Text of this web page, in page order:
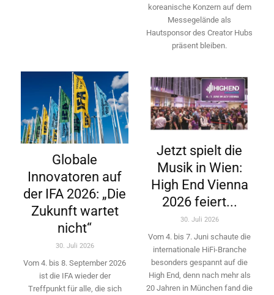
koreanische Konzern auf dem
Messegelände als
Hautsponsor des Creator Hubs
präsent bleiben.
Globale
Innovatoren auf
der IFA 2026: „Die
Zukunft wartet
nicht“
30. Juli 2026
Vom 4. bis 8. September 2026
ist die IFA wieder der
Treffpunkt für alle, die sich
Jetzt spielt die
Musik in Wien:
High End Vienna
2026 feiert...
30. Juli 2026
Vom 4. bis 7. Juni schaute die
internationale HiFi-Branche
besonders gespannt auf die
High End, denn nach mehr als
20 Jahren in München fand die